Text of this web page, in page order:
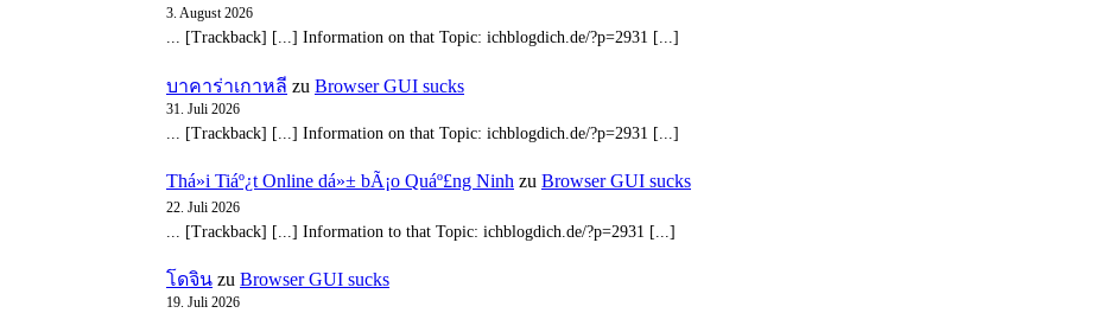
3. August 2026
... [Trackback] [...] Information on that Topic: ichblogdich.de/?p=2931 [...]
บาคาร่าเกาหลี zu Browser GUI sucks
31. Juli 2026
... [Trackback] [...] Information on that Topic: ichblogdich.de/?p=2931 [...]
Thá»i Tiáº¿t Online dá»± bÃ¡o Quáº£ng Ninh zu Browser GUI sucks
22. Juli 2026
... [Trackback] [...] Information to that Topic: ichblogdich.de/?p=2931 [...]
โดจิน zu Browser GUI sucks
19. Juli 2026